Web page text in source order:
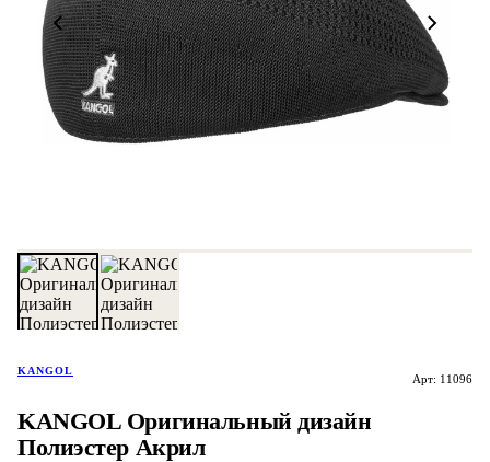
KANGOL
Арт: 11096
KANGOL Оригинальный дизайн
Полиэстер Акрил